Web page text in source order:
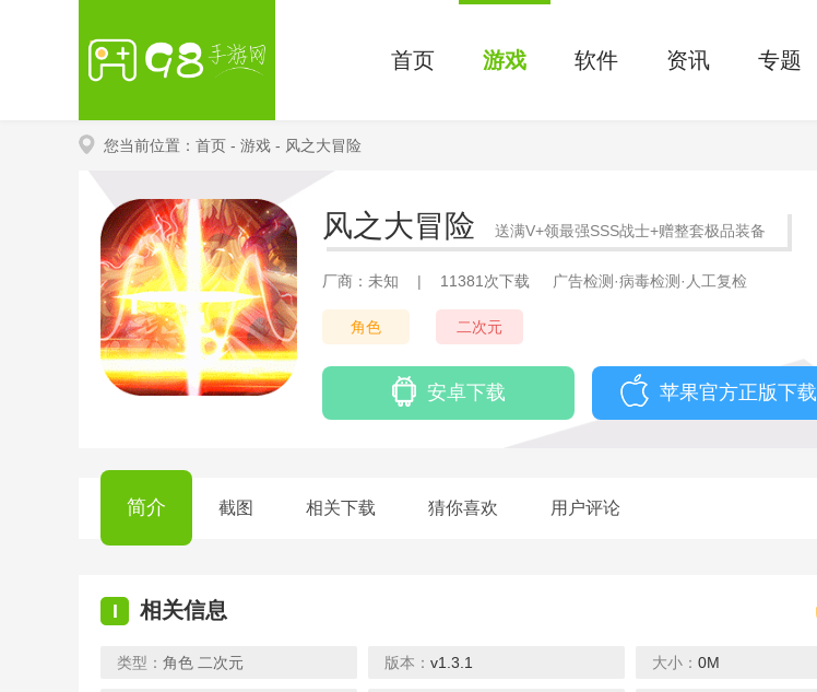
首页 游戏 软件 资讯 专题
您当前位置： 首页 - 游戏 - 风之大冒险
风之大冒险 送满V+领最强SSS战士+赠整套极品装备
厂商：未知 | 11381次下载 广告检测·病毒检测·人工复检
角色 二次元
安卓下载 苹果官方正版下载
简介 截图 相关下载 猜你喜欢 用户评论
I 相关信息
类型： 角色 二次元 版本： v1.3.1 大小： 0M